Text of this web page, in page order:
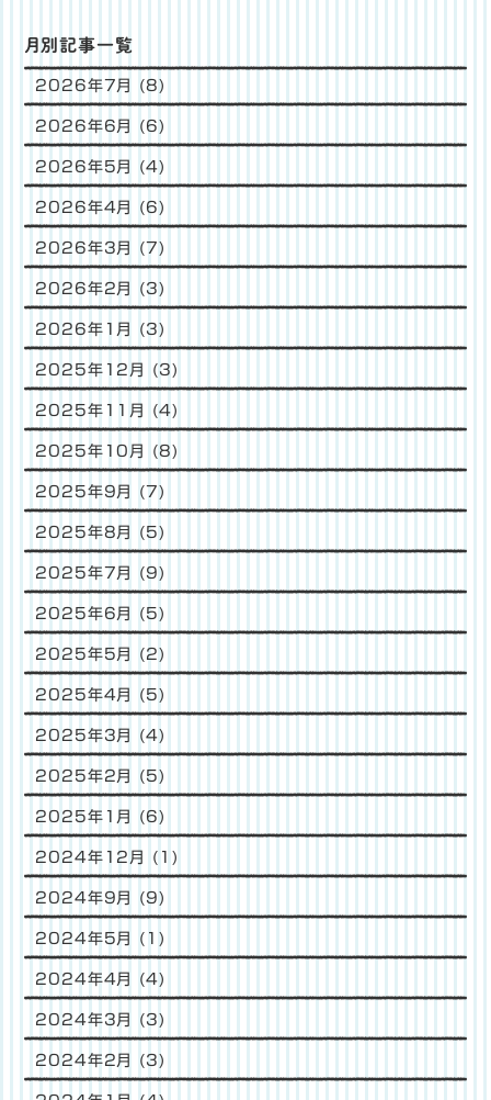
月別記事一覧
2026年7月 (8)
2026年6月 (6)
2026年5月 (4)
2026年4月 (6)
2026年3月 (7)
2026年2月 (3)
2026年1月 (3)
2025年12月 (3)
2025年11月 (4)
2025年10月 (8)
2025年9月 (7)
2025年8月 (5)
2025年7月 (9)
2025年6月 (5)
2025年5月 (2)
2025年4月 (5)
2025年3月 (4)
2025年2月 (5)
2025年1月 (6)
2024年12月 (1)
2024年9月 (9)
2024年5月 (1)
2024年4月 (4)
2024年3月 (3)
2024年2月 (3)